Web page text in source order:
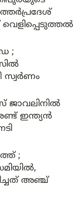
;
സ്വർണം
ഇന്ത്യൻ
;
അഞ്ച്